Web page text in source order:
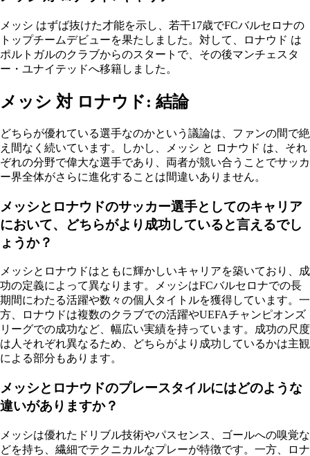
メッシ はずば抜けた才能を示し、若干17歳でFCバルセロナの
トップチームデビューを果たしました。対して、ロナウド は
ポルトガルのクラブからのスタートで、その後マンチェスタ
ー・ユナイテッドへ移籍しました。
メッシ 対 ロナウド: 結論
どちらが優れている選手なのかという議論は、ファンの間で絶
え間なく続いています。しかし、メッシ と ロナウド は、それ
ぞれの分野で偉大な選手であり、両者が競い合うことでサッカ
ー界全体がさらに進化することは間違いありません。
メッシとロナウドのサッカー選手としてのキャリア
において、どちらがより成功していると言えるでし
ょうか？
メッシとロナウドはともに輝かしいキャリアを築いており、成
功の定義によって異なります。メッシはFCバルセロナでの長
期間にわたる活躍や数々の個人タイトルを獲得しています。一
方、ロナウドは複数のクラブでの活躍やUEFAチャンピオンズ
リーグでの成功など、幅広い実績を持っています。成功の尺度
は人それぞれ異なるため、どちらがより成功しているかは主観
による部分もあります。
メッシとロナウドのプレースタイルにはどのような
違いがありますか？
メッシは優れたドリブル技術やパスセンス、ゴールへの嗅覚な
どを持ち、繊細でテクニカルなプレーが特徴です。一方、ロナ